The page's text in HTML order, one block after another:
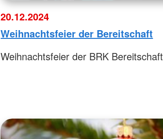
20.12.2024
Weihnachtsfeier der Bereitschaft
Weihnachtsfeier der BRK Bereitschaft